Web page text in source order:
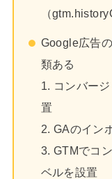
（
Google広告
類ある
1. コンバー
置
2. GAのイン
3. GTMでコ
ベルを設置